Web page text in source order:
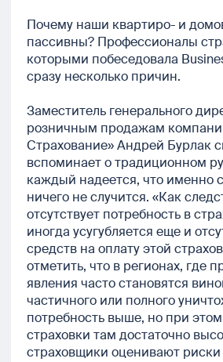
Почему наши квартиро- и
пассивны? Профессионалы
которыми побеседовала
сразу несколько причин.
Заместитель генерального
розничным продажам
Страхование» Андрей Бурлак
вспоминает о традиционном
каждый надеется, что именно
ничего не случится. «Как
отсутствует потребность в
иногда усугубляется еще и
средств на оплату этой
отметить, что в регионах, где
явления часто становятся
частичного или полного
потребность выше, но при
страховки там достаточно
страховщики оценивают